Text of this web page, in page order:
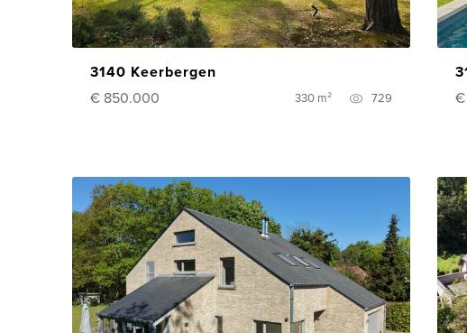
3140 Keerbergen
€ 850.000
330 m² 729
€